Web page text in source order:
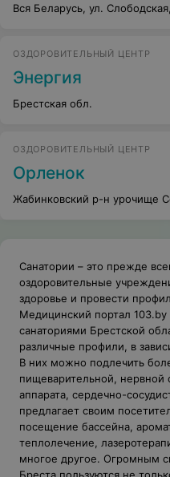
Вся Беларусь, ул.
ОЗДОРОВИТЕЛЬНЫЙ ЦЕНТР
Энергия
Брестская обл.
ОЗДОРОВИТЕЛЬНЫЙ ЦЕНТР
Орленок
Жабинковский р-н урочище
Санатории – это прежде
оздоровительные
здоровье и провести
Медицинский портал 103.by
санаториями Брестской
различные профили, в
В них можно подлечить
пищеварительной, нервной
аппарата, сердечно-
предлагает своим
посещение бассейна,
теплолечение,
многое другое. Огромным